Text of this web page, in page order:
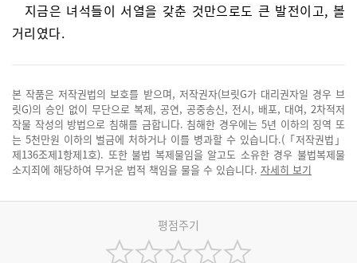
지금은 녀석들이 서열을 갖춘 것만으로도 큰 발전이고, 볼
거리였다.
본 작품은 저작권법의 보호를 받으며, 저작권자(브릿G가 대리권자일 경우 브
릿G)의 승인 없이 무단으로 복제, 공연, 공중송신, 전시, 배포, 대여, 2차적저
작물 작성의 방법으로 침해를 금합니다. 침해한 경우에는 5년 이하의 징역 또
는 5천만원 이하의 벌금에 처하거나 이를 병과할 수 있습니다.(「저작권법」
제136조제1항제1호). 또한 불법 복제물임을 알고도 소유한 경우 불법복제물
소지죄에 해당하여 무거운 법적 책임을 물을 수 있습니다. 자세히 보기
평점주기